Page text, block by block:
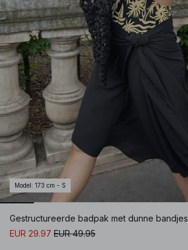
Model : 173 cm - S
Gestructureerde badpak met dunne bandjes
EUR 29.97 EUR 49.95